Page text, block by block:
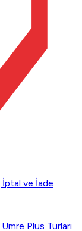
İptal ve İade
Umre Plus Turları